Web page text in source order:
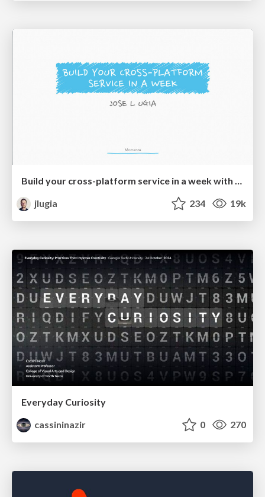
Build your cross-platform service in a week with App Engine
jlugia
234 19k
Everyday Curiosity
cassininazir
0 270